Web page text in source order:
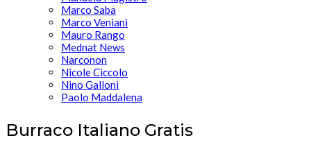
Marco Saba
Marco Veniani
Mauro Rango
Mednat News
Narconon
Nicole Ciccolo
Nino Galloni
Paolo Maddalena
Burraco Italiano Gratis